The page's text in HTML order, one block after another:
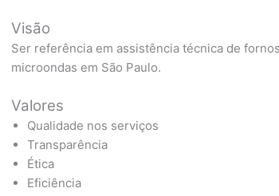
Visão
Ser referência em assistência técnica de
microondas em São Paulo.
Valores
Qualidade nos serviços
Transparência
Ética
Eficiência